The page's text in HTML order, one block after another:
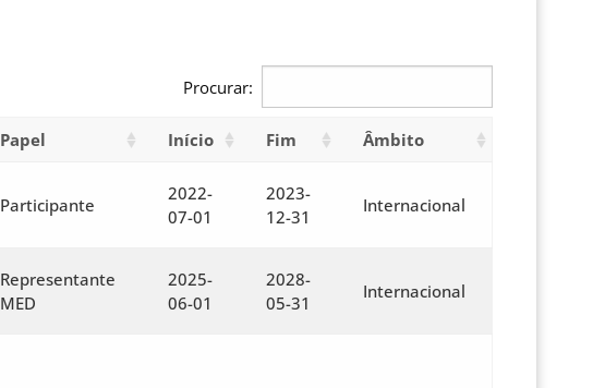
Procurar:
Papel Início Fim Âmbito
Participante
2022-
07-01
2023-
12-31
Internacional
Representante
MED
2025-
06-01
2028-
05-31
Internacional